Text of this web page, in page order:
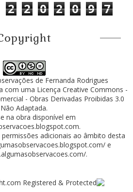
2 2 0 2 0 9 7
de Fernanda Rodrigues
com uma LicençaCreative Commons -
- Obras Derivadas Proibidas 3.0
Não Adaptada.
na obra disponível em
.
adicionais ao âmbito desta
e
.